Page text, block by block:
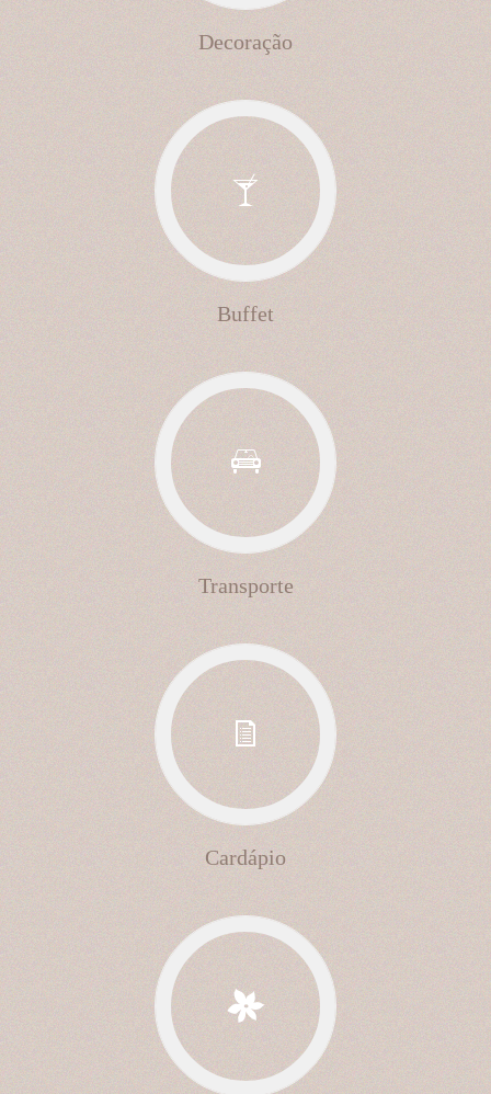
Decoração
Buffet
Transporte
Cardápio